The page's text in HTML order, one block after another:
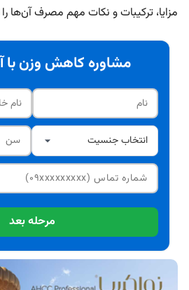
مزایا، ترکیبات و نکات مهم مصرف آن‌ها
مشاوره کاهش وزن با
مرحله بعد